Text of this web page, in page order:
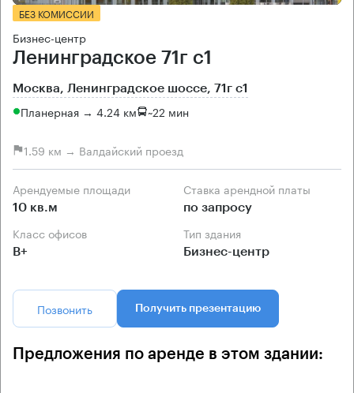
БЕЗ КОМИССИИ
Бизнес-центр
Ленинградское 71г с1
Москва, Ленинградское шоссе, 71г с1
Планерная → 4.24 км ~22 мин
1.59 км → Валдайский проезд
Арендуемые площади
10 кв.м
Ставка арендной платы
по запросу
Класс офисов
B+
Тип здания
Бизнес-центр
Позвонить Получить презентацию
Предложения по аренде в этом здании: